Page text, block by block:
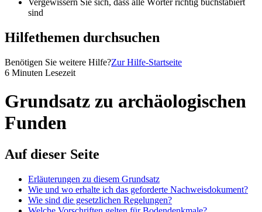
Vergewissern Sie sich, dass alle Wörter richtig buchstabiert
sind
Hilfethemen durchsuchen
Benötigen Sie weitere Hilfe?Zur Hilfe-Startseite
6 Minuten Lesezeit
Grundsatz zu archäologischen
Funden
Auf dieser Seite
Erläuterungen zu diesem Grundsatz
Wie und wo erhalte ich das geforderte Nachweisdokument?
Wie sind die gesetzlichen Regelungen?